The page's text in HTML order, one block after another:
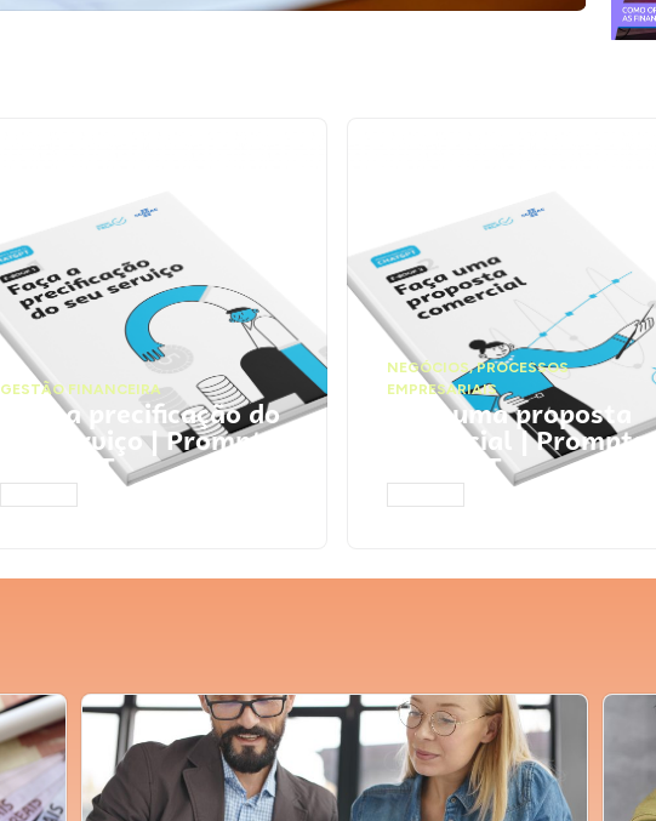
GESTÃO FINANCEIRA
Faça a precificação do
seu serviço | Prompts
ChatGPT
NEGÓCIOS,PROCESSOS
EMPRESARIAIS
Faça uma proposta
comercial | Prompts
ChatGPT